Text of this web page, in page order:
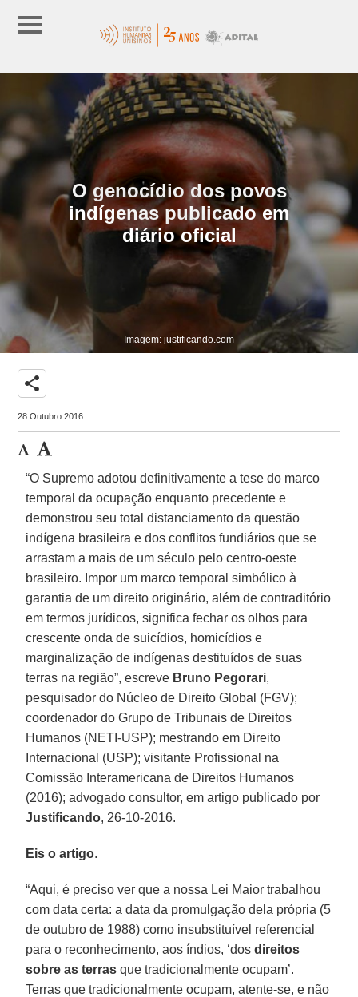
O genocídio dos povos
indígenas publicado em
diário oficial
Imagem: justificando.com
share
28 Outubro 2016
“O Supremo adotou definitivamente a tese do marco
temporal da ocupação enquanto precedente e
demonstrou seu total distanciamento da questão
indígena brasileira e dos conflitos fundiários que se
arrastam a mais de um século pelo centro-oeste
brasileiro. Impor um marco temporal simbólico à
garantia de um direito originário, além de contraditório
em termos jurídicos, significa fechar os olhos para
crescente onda de suicídios, homicídios e
marginalização de indígenas destituídos de suas
terras na região”, escreve Bruno Pegorari,
pesquisador do Núcleo de Direito Global (FGV);
coordenador do Grupo de Tribunais de Direitos
Humanos (NETI-USP); mestrando em Direito
Internacional (USP); visitante Profissional na
Comissão Interamericana de Direitos Humanos
(2016); advogado consultor, em artigo publicado por
Justificando, 26-10-2016.
Eis o artigo.
“Aqui, é preciso ver que a nossa Lei Maior trabalhou
com data certa: a data da promulgação dela própria (5
de outubro de 1988) como insubstituível referencial
para o reconhecimento, aos índios, ‘dosdireitos
sobre as terras que tradicionalmente ocupam’.
Terras que tradicionalmente ocupam, atente-se, e não